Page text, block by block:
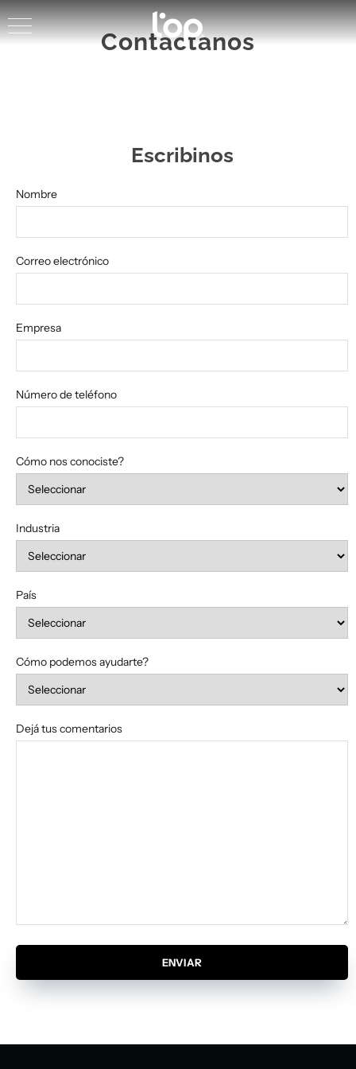
Contactanos
Escribinos
Nombre
Correo electrónico
Empresa
Número de teléfono
Cómo nos conociste?
Industria
País
Cómo podemos ayudarte?
Dejá tus comentarios